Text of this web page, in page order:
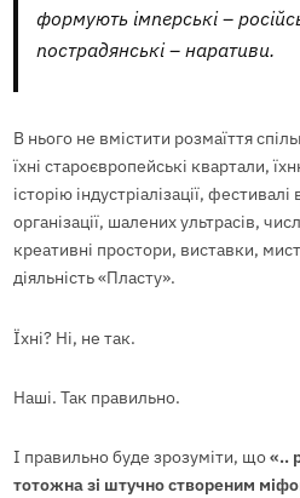
формують імперські –
пострадянські – наративи.
В нього не вмістити розмаїття
їхні староєвропейські квартали,
історію індустріалізації,
організації, шалених ультрасів,
креативні простори, виставки,
діяльність «Пласту».
Їхні? Ні, не так.
Наші. Так правильно.
І правильно буде зрозуміти, що«..
тотожна зі штучно створеним